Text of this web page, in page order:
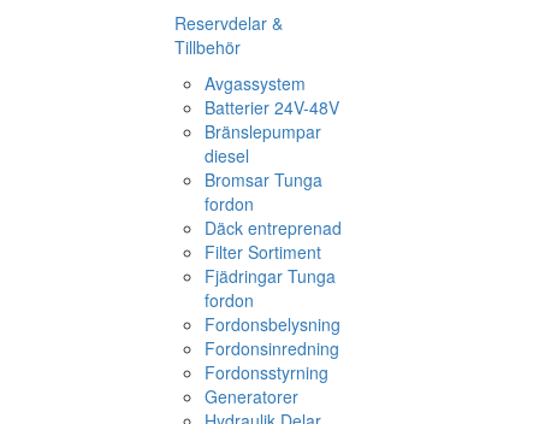
Reservdelar &
Tillbehör
Avgassystem
Batterier 24V-48V
Bränslepumpar
diesel
Bromsar Tunga
fordon
Däck entreprenad
Filter Sortiment
Fjädringar Tunga
fordon
Fordonsbelysning
Fordonsinredning
Fordonsstyrning
Generatorer